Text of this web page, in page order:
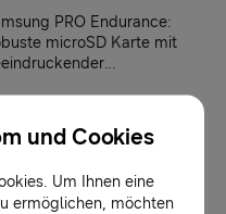
PRO Endurance:
microSD Karte mit
und Cookies
Um Ihnen eine
ermöglichen, möchten